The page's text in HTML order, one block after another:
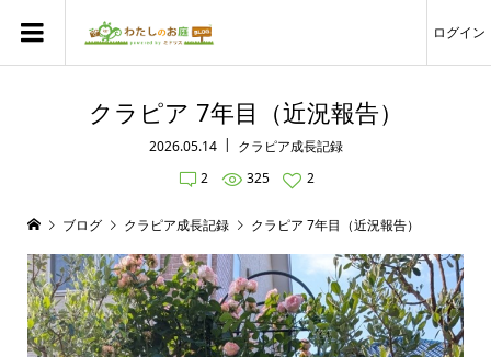
ログイン
クラピア 7年目（近況報告）
2026.05.14
クラピア成長記録
2
325 2
ブログ クラピア成長記録 クラピア 7年目（近況報告）